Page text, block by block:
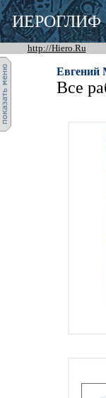
ИЕРОГЛИФ
http://Hiero.Ru
Евгений
Все